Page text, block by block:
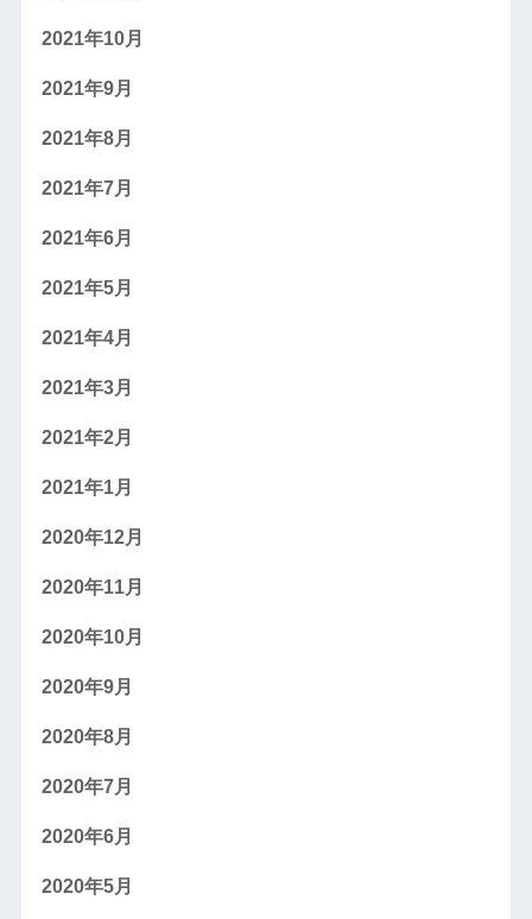
2021年10月
2021年9月
2021年8月
2021年7月
2021年6月
2021年5月
2021年4月
2021年3月
2021年2月
2021年1月
2020年12月
2020年11月
2020年10月
2020年9月
2020年8月
2020年7月
2020年6月
2020年5月